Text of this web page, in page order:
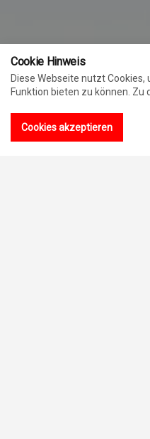
Cookie Hinweis
Diese Webseite nutzt
Funktion bieten zu können. Zu
Cookies akzeptieren